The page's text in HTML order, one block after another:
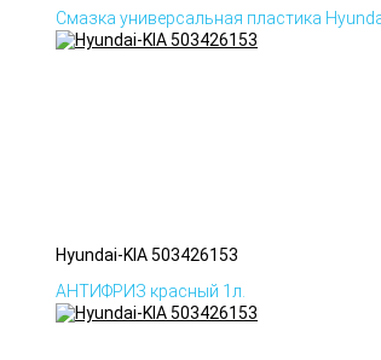
Смазка универсальная пластика
Hyundai-KIA 503426153
АНТИФРИЗ красный 1л.